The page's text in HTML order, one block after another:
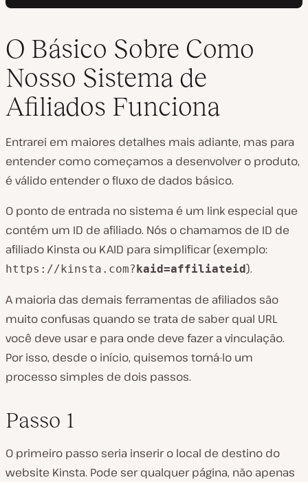
O Básico Sobre Como
Nosso Sistema de
Afiliados Funciona
Entrarei em maiores detalhes mais adiante, mas para
entender como começamos a desenvolver o produto,
é válido entender o fluxo de dados básico.
O ponto de entrada no sistema é um link especial que
contém um ID de afiliado. Nós o chamamos de ID de
afiliado Kinsta ou KAID para simplificar (exemplo:
https://kinsta.com?kaid=affiliateid).
A maioria das demais ferramentas de afiliados são
muito confusas quando se trata de saber qual URL
você deve usar e para onde deve fazer a vinculação.
Por isso, desde o início, quisemos torná-lo um
processo simples de dois passos.
Passo 1
O primeiro passo seria inserir o local de destino do
website Kinsta. Pode ser qualquer página, não apenas